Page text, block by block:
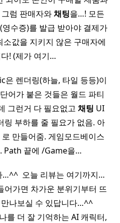
럼 판매자와채팅을…! 모든
수증)를 발급 받아야 결제가
값을 지키지 않은 구매자에
! (제가 여기…
렌더링(하늘, 타일 등등)이
어가 붙은 것들은 월드 파티
그런거 다 필요없고 채팅 UI
링 부하를 줄 필요가 없음. 아
만들어줌. 게임모드베이스
Path 끝에 /Game을…
…^^ ​ 오늘 리뷰는 여기까지…
어가면 차가운 분위기부터 뜨
나보실 수 있답니다…^^
더 잘 기억하는 AI 캐릭터,